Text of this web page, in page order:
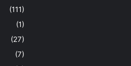
(111)
(1)
(27)
(7)